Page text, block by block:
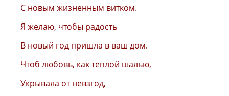
С новым жизненным витком.
Я желаю, чтобы радость
В новый год пришла в ваш дом.
Чтоб любовь, как теплой шалью,
Укрывала от невзгод,